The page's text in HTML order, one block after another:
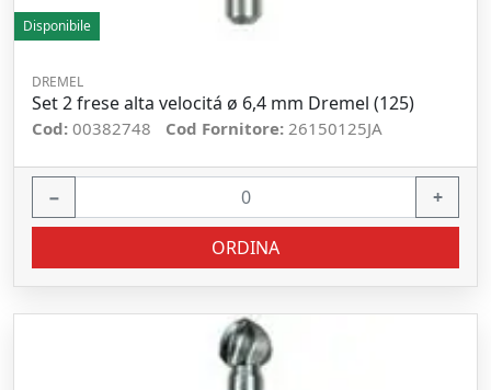
Disponibile
DREMEL
Set 2 frese alta velocitá ø 6,4 mm Dremel (125)
Cod: 00382748 Cod Fornitore: 26150125JA
− +
ORDINA